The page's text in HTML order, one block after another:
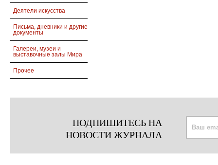
Деятели искусства
Письма, дневники и другие
документы
Галереи, музеи и
выставочные залы Мира
Прочее
ПОДПИШИТЕСЬ НА
НОВОСТИ ЖУРНАЛА